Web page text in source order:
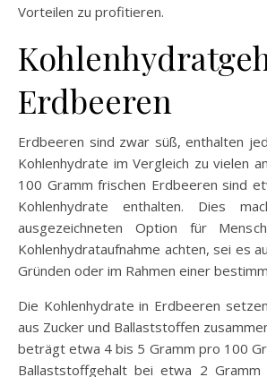
Vorteilen zu profitieren.
Erdbeeren
Erdbeeren sind zwar süß, enthalten
Kohlenhydrate im Vergleich zu vielen
100 Gramm frischen Erdbeeren sind
Kohlenhydrate enthalten. Dies
ausgezeichneten Option für
Kohlenhydrataufnahme achten, sei es
Gründen oder im Rahmen einer
Die Kohlenhydrate in Erdbeeren
aus Zucker und Ballaststoffen
beträgt etwa 4 bis 5 Gramm pro 100
Ballaststoffgehalt bei etwa 2 Gramm